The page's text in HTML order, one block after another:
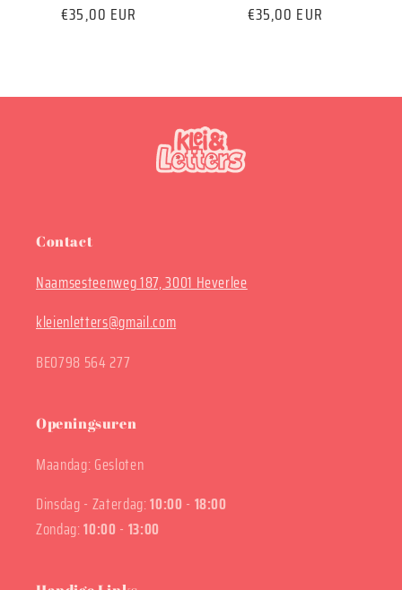
Normale
€35,00 EUR
Normale
€35,00 EUR
Contact
Naamsesteenweg 187, 3001 Heverlee
kleienletters@gmail.com
BE0798 564 277
Openingsuren
Maandag: Gesloten
Dinsdag - Zaterdag:10:00 - 18:00
Zondag:10:00 - 13:00